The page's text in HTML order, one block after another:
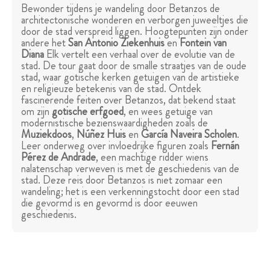
Bewonder tijdens je wandeling door Betanzos de
architectonische wonderen en verborgen juweeltjes die
door de stad verspreid liggen. Hoogtepunten zijn onder
andere hetSan Antonio ZiekenhuisenFontein van
DianaElk vertelt een verhaal over de evolutie van de
stad. De tour gaat door de smalle straatjes van de oude
stad, waar gotische kerken getuigen van de artistieke
en religieuze betekenis van de stad. Ontdek
fascinerende feiten over Betanzos, dat bekend staat
om zijn gotische erfgoed, en wees getuige van
modernistische bezienswaardigheden zoals de
Muziekdoos, Núñez HuisenGarcía Naveira Scholen.
Leer onderweg over invloedrijke figuren zoals Fernán
Pérez de Andrade, een machtige ridder wiens
nalatenschap verweven is met de geschiedenis van de
stad. Deze reis door Betanzos is niet zomaar een
wandeling; het is een verkenningstocht door een stad
die gevormd is en gevormd is door eeuwen
geschiedenis.